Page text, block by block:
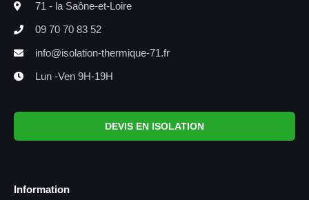
71 - la Saône-et-Loire
09 70 70 83 52
info@isolation-thermique-71.fr
Lun -Ven 9H-19H
DEVIS EN ISOLATION
Information